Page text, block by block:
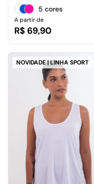
5 cores
A partir de
R$ 69,90
NOVIDADE | LINHA SPORT